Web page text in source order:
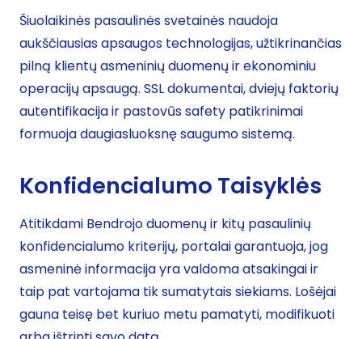
Šiuolaikinės pasaulinės svetainės naudoja
aukščiausias apsaugos technologijas, užtikrinančias
pilną klientų asmeninių duomenų ir ekonominiu
operacijų apsaugą. SSL dokumentai, dviejų faktorių
autentifikacija ir pastovūs safety patikrinimai
formuoja daugiasluoksnę saugumo sistemą.
Konfidencialumo Taisyklės
Atitikdami Bendrojo duomenų ir kitų pasaulinių
konfidencialumo kriterijų, portalai garantuoja, jog
asmeninė informacija yra valdoma atsakingai ir
taip pat vartojama tik sumatytais siekiams. Lošėjai
gauna teisę bet kuriuo metu pamatyti, modifikuoti